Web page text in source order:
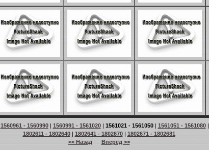
1560961 - 1560990| 1560991 - 1561020| 1561021 - 1561050| 1561051 - 1561080|
1802611 - 1802640| 1802641 - 1802670| 1802671 - 1802681
<< Назад
Вперёд >>